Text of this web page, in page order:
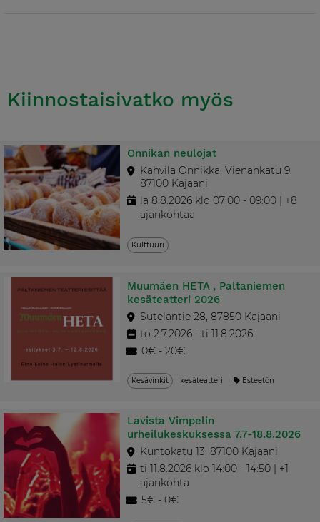
Kiinnostaisivatko myös
Onnikan neulojat
Kahvila Onnikka, Vienankatu 9,
87100 Kajaani
la 8.8.2026 klo 07:00 - 09:00 | +8
ajankohtaa
Kulttuuri
Muumäen HETA , Paltaniemen
kesäteatteri 2026
Sutelantie 28, 87850 Kajaani
to 2.7.2026 - ti 11.8.2026
0€ - 20€
Kesävinkit kesäteatteri Esteetön
Lavista Vimpelin
urheilukeskuksessa 7.7-18.8.2026
Kuntokatu 13, 87100 Kajaani
ti 11.8.2026 klo 14:00 - 14:50 | +1
ajankohta
5€ - 0€